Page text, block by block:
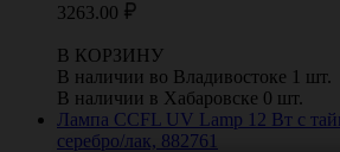
3263.00
В КОРЗИНУ
В наличии во Владивостоке 1 шт.
В наличии в Хабаровске 0 шт.
Лампа CCFL UV Lamp 12 Вт с
серебро/лак, 882761